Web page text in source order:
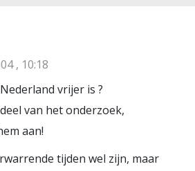
, 10:18
vrijer is ?
van het onderzoek,
aan!
tijden wel zijn, maar